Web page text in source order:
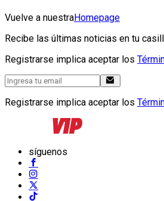
Vuelve a nuestraHomepage
Recibe las últimas noticias en tu
Registrarse implica aceptar los
Registrarse implica aceptar los
síguenos